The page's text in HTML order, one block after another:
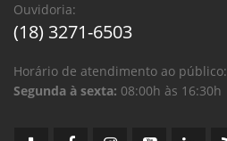
Ouvidoria:
(18) 3271-6503
Horário de atendimento ao público:
Segunda à sexta: 08:00h às 16:30h